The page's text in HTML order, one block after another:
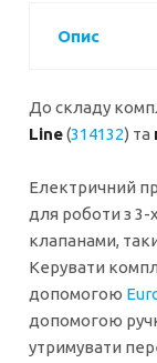
Опис
До складу
Line(314132) та
Електричний
для роботи з
клапанами,
Керувати
допомогою
допомогою
утримувати